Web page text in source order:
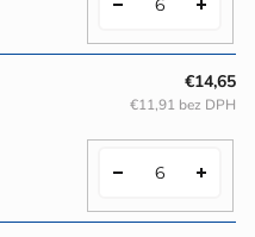
€14,65
€11,91 bez DPH